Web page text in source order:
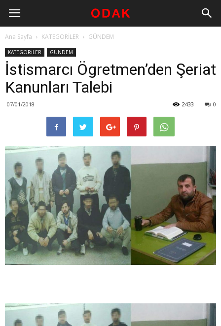
Ana Sayfa KATEGORİLER GÜNDEM
KATEGORİLER GÜNDEM
İstismarcı Ögretmen’den Şeriat
Kanunları Talebi
07/01/2018 0
2433